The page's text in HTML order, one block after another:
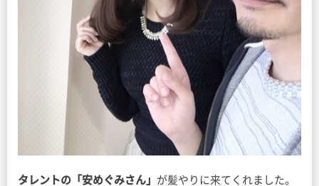
タレントの「安めぐみさん」 が髪やりに来てくれました。